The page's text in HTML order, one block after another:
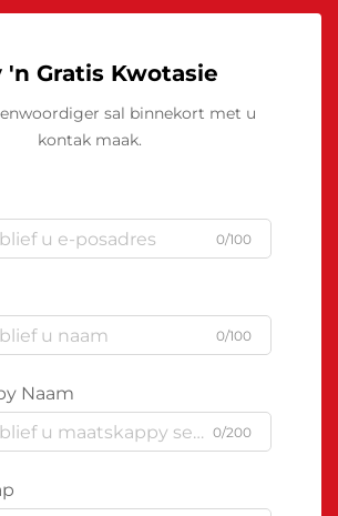
'n Gratis Kwotasie
sal binnekort met u
kontak maak.
0/100
0/100
Naam
0/200